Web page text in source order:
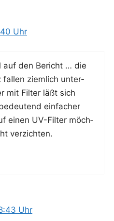
Uhr
auf den Bericht … die
fal­len ziem­lich unter­
mit Fil­ter läßt sich
ein­fa­cher
einen UV-Fil­ter möch­
verzichten.
Uhr